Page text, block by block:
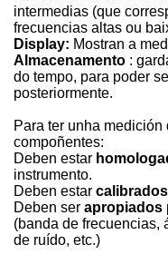
intermedias (que
frecuencias altas ou
Display: Mostran a
Almacenamento :
do tempo, para poder
posteriormente.
Para ter unha
compoñentes:
Deben estar
instrumento.
Deben estar calibrados
Deben ser apropiados
(banda de frecuencias,
de ruído, etc.)